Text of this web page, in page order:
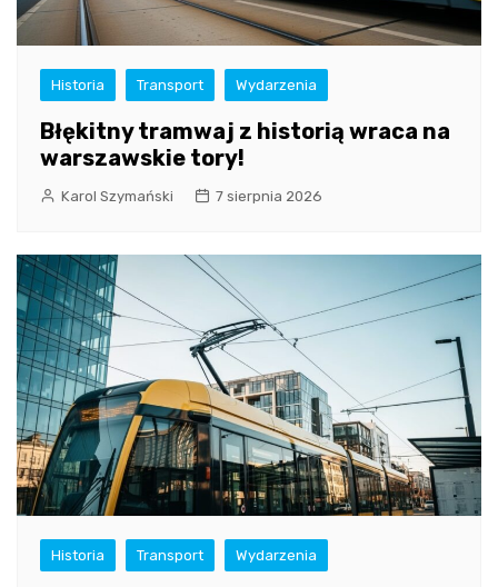
Historia Transport Wydarzenia
Błękitny tramwaj z historią wraca na
warszawskie tory!
Karol Szymański 7 sierpnia 2026
Historia Transport Wydarzenia